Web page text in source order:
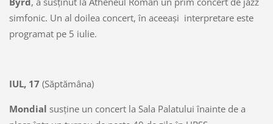
simfonic. Un al doilea concert, în aceeaşi interpretare este
programat pe 5 iulie.
IUL, 17 (Săptămâna)
Mondial susţine un concert la Sala Palatului înainte de a